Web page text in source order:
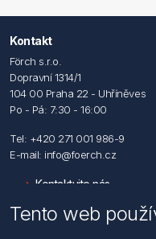
Kontakt
Förch s.r.o.
Dopravní 1314/1
104 00 Praha 22 - Uhříněves
Po - Pá: 7:30 - 16:00
Tel: +420 271 001 986-9
E-mail: info@foerch.cz
Kontaktujte nás
Tento web